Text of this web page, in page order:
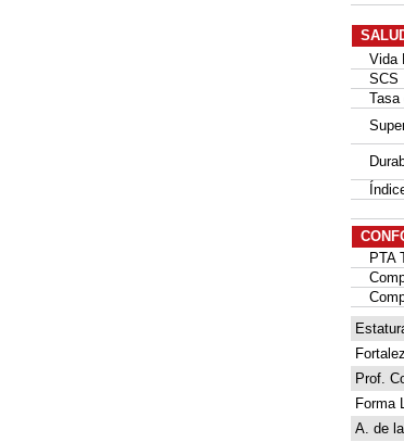
Vida
SCS
Tasa
Índice
PTA
Prof.
Forma
A. de